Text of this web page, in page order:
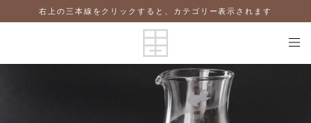
右上の三本線をクリックすると、カテゴリー表示されます